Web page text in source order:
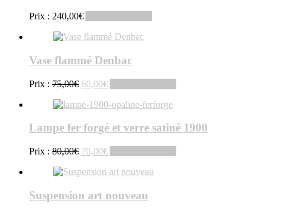
Prix : 240,00€
Vase flammé Denbac
Prix : 75,00€ Le
initial
75,00€.
60,00€Le
actuel
60,00€.
Lampe fer forgé et verre satiné 1900
Prix : 80,00€ Le
initial
80,00€.
70,00€Le
actuel
70,00€.
Suspension art nouveau